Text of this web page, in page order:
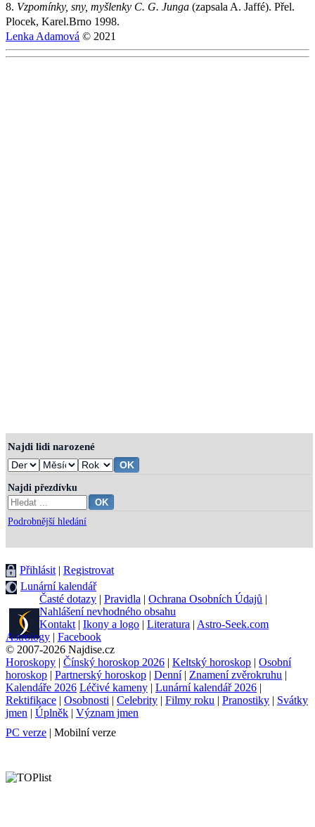
8. Vzpomínky, sny, myšlenky C. G. Junga (zapsala A. Jaffé). Přel.
Plocek, Karel.Brno 1998.
Lenka Adamová © 2021
Najdi lidi narozené
Najdi přezdívku
Podrobnější hledání
Přihlásit | Registrovat
Lunární kalendář
Časté dotazy | Pravidla | Ochrana Osobních Údajů |
Nahlášení nevhodného obsahu
Kontakt | Ikony a logo | Literatura | Astro-Seek.com
Astrology | Facebook
© 2007-2026 Najdise.cz
Horoskopy | Čínský horoskop 2026 | Keltský horoskop | Osobní
horoskop | Partnerský horoskop | Denní| Znamení zvěrokruhu |
Kalendáře 2026 Léčivé kameny | Lunární kalendář 2026 |
Rektifikace | Osobnosti | Celebrity | Filmy roku | Pranostiky | Svátky
jmen | Úplněk | Význam jmen
PC verze | Mobilní verze